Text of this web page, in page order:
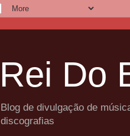
Rei Do
Blog de divulgação de
discografias